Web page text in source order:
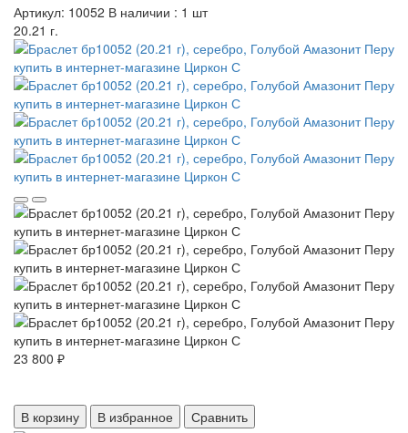
Артикул: 10052 В наличии : 1 шт
20.21 г.
23 800 ₽
В корзину В избранное Сравнить